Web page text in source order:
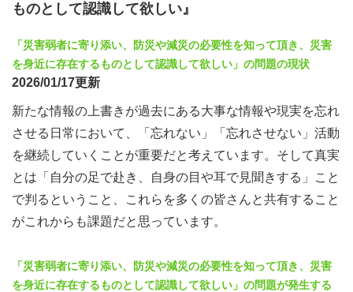
ものとして認識して欲しい』
「災害弱者に寄り添い、防災や減災の必要性を知って頂き、災害
を身近に存在するものとして認識して欲しい」の問題の現状
2026/01/17更新
新たな情報の上書きが過去にある大事な情報や現実を忘れ
させる日常において、「忘れない」「忘れさせない」活動
を継続していくことが重要だと考えています。そして真実
とは「自分の足で赴き、自身の目や耳で見聞きする」こと
で判るということ、これらを多くの皆さんと共有すること
がこれからも課題だと思っています。
「災害弱者に寄り添い、防災や減災の必要性を知って頂き、災害
を身近に存在するものとして認識して欲しい」の問題が発生する